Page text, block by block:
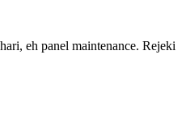
eh panel maintenance. Rejeki